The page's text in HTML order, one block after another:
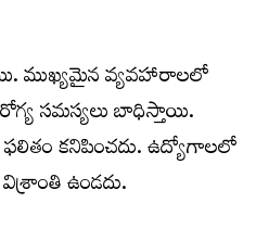
ముఖ్యమైన వ్యవహారాలలో
సమస్యలు బాధిస్తాయి.
ఫలితం కనిపించదు. ఉద్యోగాలలో
ఉండదు.